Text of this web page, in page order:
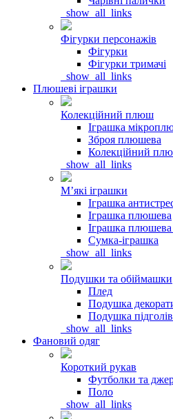
_show_all_links
Фігурки персонажів
Фігурки
Фігурки тримачі
_show_all_links
Плюшеві іграшки
Колекційний плюш
Іграшка
Зброя плюшева
Колекційний
_show_all_links
Мʼякі іграшки
Іграшка
Іграшка плюшева
Іграшка плюшева
Сумка-іграшка
_show_all_links
Подушки та обіймашки
Плед
Подушка
Подушка
_show_all_links
Фановий одяг
Короткий рукав
Футболки та
Поло
_show_all_links